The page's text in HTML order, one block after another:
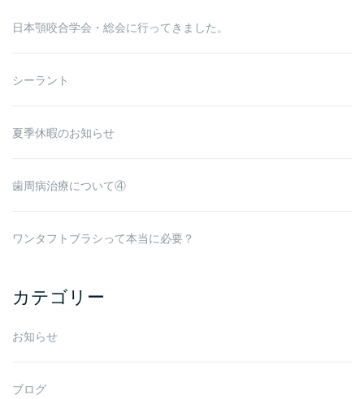
日本顎咬合学会・総会に行ってきました。
シーラント
夏季休暇のお知らせ
歯周病治療について④
ワンタフトブラシって本当に必要？
カテゴリー
お知らせ
ブログ